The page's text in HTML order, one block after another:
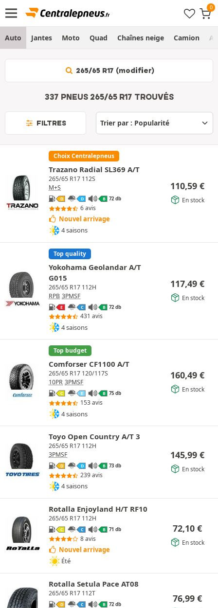
Auto Jantes Moto Quad Chaînes neige Camion
265/65 R17 (modifier)
337 PNEUS 265/65 R17 TROUVÉS
FILTRES
Choix Centralepneus
Trazano Radial SL369 A/T
265/65 R17 112S
M+S
D D B 72 db
6 avis
Nouvel arrivage
4 saisons
110,59 €
En stock
Top quality
Yokohama Geolandar A/T
G015
265/65 R17 112H
RPB 3PMSF
E C B 72 db
431 avis
4 saisons
117,49 €
En stock
Top budget
Comforser CF1100 A/T
265/65 R17 120/117S
10PR 3PMSF
C E B 75 db
153 avis
4 saisons
160,49 €
En stock
Toyo Open Country A/T 3
265/65 R17 112H
3PMSF
D D B 73 db
239 avis
4 saisons
145,99 €
En stock
Rotalla Enjoyland H/T RF10
265/65 R17 112H
C C B 71 db
8 avis
Nouvel arrivage
Été
72,10 €
En stock
Rotalla Setula Pace AT08
265/65 R17 112T
D C B 72 db 76,99 €